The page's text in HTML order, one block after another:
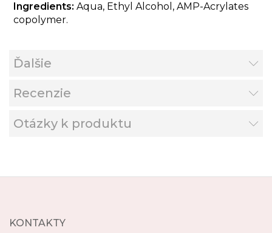
Ingredients: Aqua, Ethyl Alcohol, AMP-Acrylates
copolymer.
Ďalšie
Recenzie
Otázky k produktu
KONTAKTY